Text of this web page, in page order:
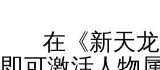
在《新天龙